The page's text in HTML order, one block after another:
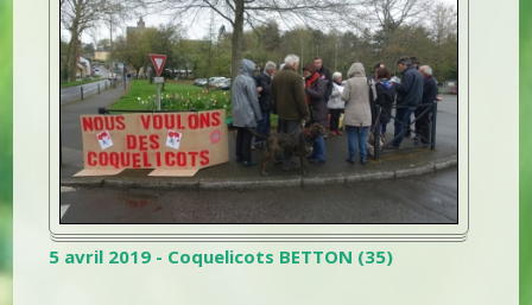
5 avril 2019 - Coquelicots BETTON (35)